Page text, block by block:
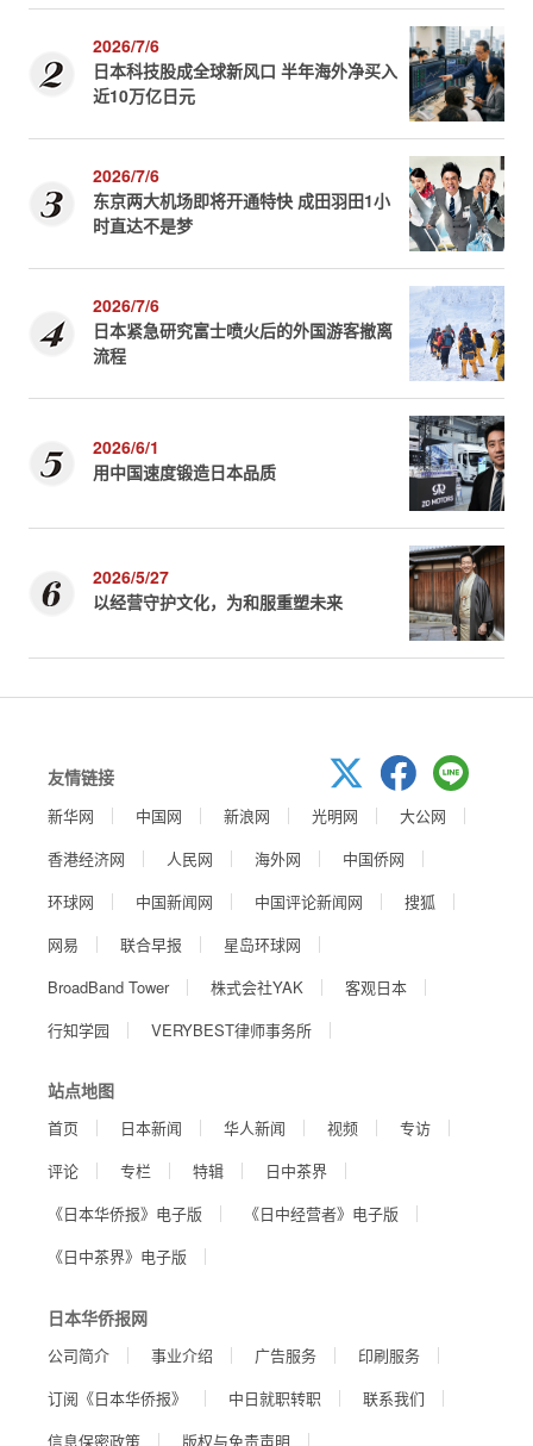
2026/7/6
日本科技股成全球新风口 半年海外净买入
近10万亿日元
2026/7/6
东京两大机场即将开通特快 成田羽田1小
时直达不是梦
2026/7/6
日本紧急研究富士喷火后的外国游客撤离
流程
2026/6/1
用中国速度锻造日本品质
2026/5/27
以经营守护文化，为和服重塑未来
友情链接
新华网 中国网 新浪网 光明网
大公网
香港经济网
人民网 海外网
中国侨网
环球网
中国新闻网 中国评论新闻网
搜狐
网易
联合早报
星岛环球网
BroadBand Tower
株式会社YAK
客观日本
行知学园
VERYBEST律师事务所
站点地图
首页 日本新闻 华人新闻 视频
专访
评论
专栏 特辑
日中茶界
《日本华侨报》电子版
《日中经营者》电子版
《日中茶界》电子版
日本华侨报网
公司简介 事业介绍 广告服务
印刷服务
订阅《日本华侨报》
中日就职转职
联系我们
信息保密政策
版权与免责声明